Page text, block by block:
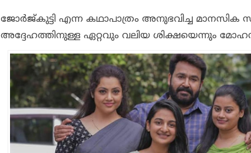
ജോർജ്‌കുട്ടി എന്ന കഥാപാത്രം അനുഭവിച്ച മാനസിക
അദ്ദേഹത്തിനുള്ള ഏറ്റവും വലിയ ശിക്ഷയെന്നും